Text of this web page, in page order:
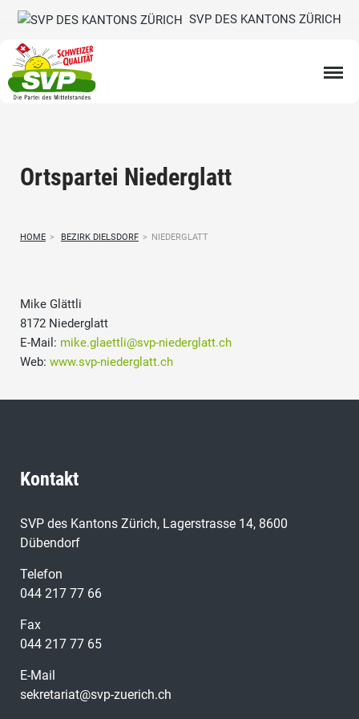
SVP DES KANTONS ZÜRICH
Ortspartei Niederglatt
HOME > BEZIRK DIELSDORF > NIEDERGLATT
Mike Glättli
8172 Niederglatt
E-Mail: mike.glaettli@svp-niederglatt.ch
Web: www.svp-niederglatt.ch
Kontakt
SVP des Kantons Zürich, Lagerstrasse 14, 8600
Dübendorf
Telefon
044 217 77 66
Fax
044 217 77 65
E-Mail
sekretariat@svp-zuerich.ch